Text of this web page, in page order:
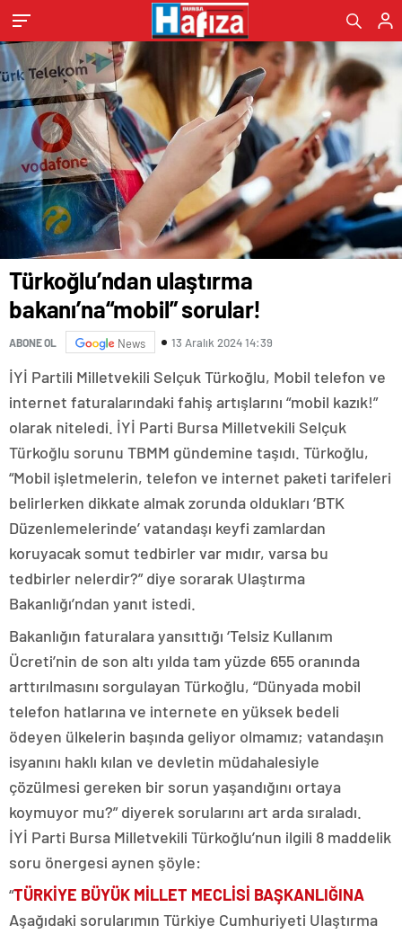
Türkoğlu’ndan ulaştırma
bakanı’na“mobil” sorular!
ABONE OL News 13 Aralık 2024 14:39
İYİ Partili Milletvekili Selçuk Türkoğlu, Mobil telefon ve
internet faturalarındaki fahiş artışlarını “mobil kazık!”
olarak niteledi. İYİ Parti Bursa Milletvekili Selçuk
Türkoğlu sorunu TBMM gündemine taşıdı. Türkoğlu,
“Mobil işletmelerin, telefon ve internet paketi tarifeleri
belirlerken dikkate almak zorunda oldukları ‘BTK
Düzenlemelerinde’ vatandaşı keyfi zamlardan
koruyacak somut tedbirler var mıdır, varsa bu
tedbirler nelerdir?” diye sorarak Ulaştırma
Bakanlığı’ndan yanıt istedi.
Bakanlığın faturalara yansıttığı ‘Telsiz Kullanım
Ücreti’nin de son altı yılda tam yüzde 655 oranında
arttırılmasını sorgulayan Türkoğlu, “Dünyada mobil
telefon hatlarına ve internete en yüksek bedeli
ödeyen ülkelerin başında geliyor olmamız; vatandaşın
isyanını haklı kılan ve devletin müdahalesiyle
çözülmesi gereken bir sorun yaşandığını ortaya
koymuyor mu?” diyerek sorularını art arda sıraladı.
İYİ Parti Bursa Milletvekili Türkoğlu’nun ilgili 8 maddelik
soru önergesi aynen şöyle:
“TÜRKİYE BÜYÜK MİLLET MECLİSİ BAŞKANLIĞINA
Aşağıdaki sorularımın Türkiye Cumhuriyeti Ulaştırma